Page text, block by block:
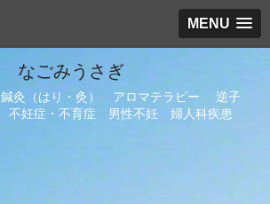
MENU
なごみうさぎ
灸（はり・灸） アロマテラピー 逆子
妊症・不育症 男性不妊 婦人科疾患